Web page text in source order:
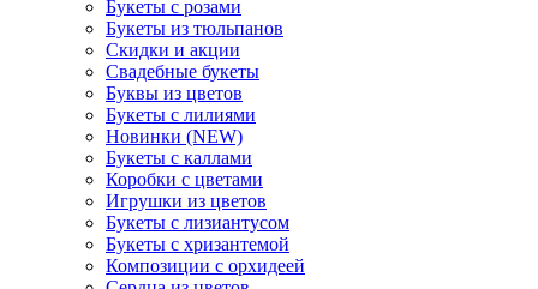
Букеты с розами
Букеты из тюльпанов
Скидки и акции
Свадебные букеты
Буквы из цветов
Букеты с лилиями
Новинки (NEW)
Букеты с каллами
Коробки с цветами
Игрушки из цветов
Букеты с лизиантусом
Букеты с хризантемой
Композиции с орхидеей